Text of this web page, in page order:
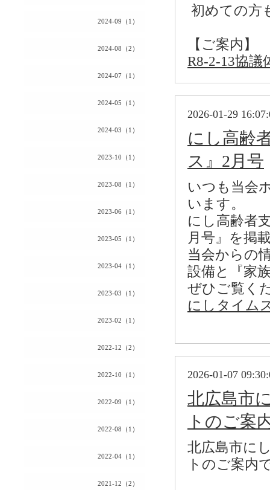
2024-09（1）
2024-08（2）
2024-07（1）
2024-05（1）
2024-03（1）
2023-10（1）
2023-08（1）
2023-06（1）
2023-05（1）
2023-04（1）
2023-03（1）
2023-02（1）
2022-12（2）
2022-10（1）
2022-09（1）
2022-08（1）
2022-04（1）
2021-12（2）
初めての方
【ご案内】
R8-2-13協議
2026-01-29
にし高齢
ス』2月号
いつも当会
います。
にし高齢者
月号』を掲
当会からの
設備と『家
ぜひご覧く
にしタイム
2026-01-07
北広島市
トのご案
北広島市に
トのご案内